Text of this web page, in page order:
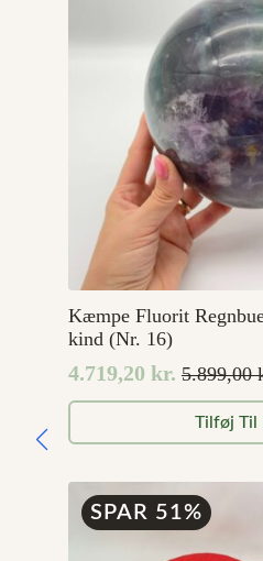
Kæmpe Fluorit
kind (Nr. 16)
5.899,00
Den
oprindelige
pris
5.899,00 kr..
4.719,20 kr.
Den
aktuelle
pris
4.719,20 kr..
Tilføj Til
SPAR 51%